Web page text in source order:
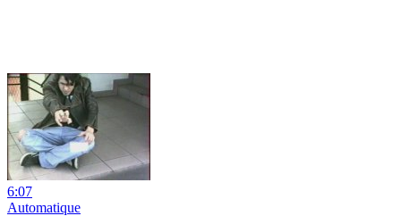
6:07
Automatique